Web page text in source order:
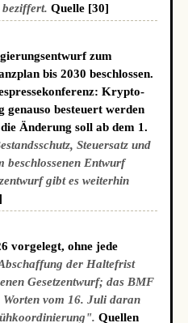
Quelle [30]
zum
bis 2030 beschlossen.
Krypto-
genauso besteuert werden
Änderung soll ab dem 1.
Steuersatz und
beschlossenen Entwurf
gibt es weiterhin
vorgelegt, ohne jede
der Haltefrist
Gesetzentwurf; das BMF
vom 16. Juli daran
Quellen